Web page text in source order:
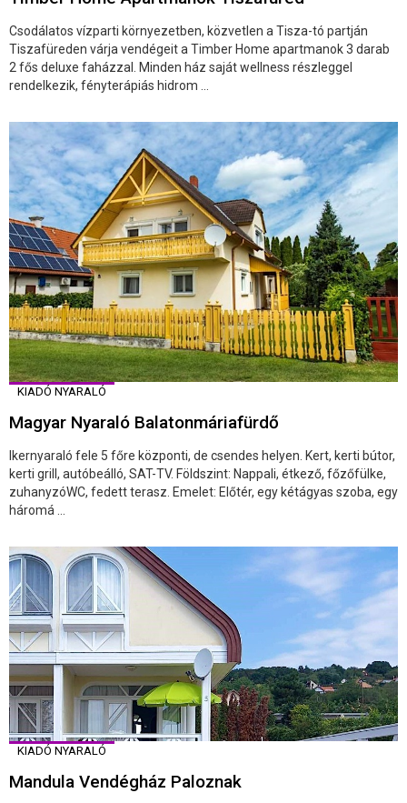
Csodálatos vízparti környezetben, közvetlen a Tisza-tó partján
Tiszafüreden várja vendégeit a Timber Home apartmanok 3 darab
2 fős deluxe faházzal. Minden ház saját wellness részleggel
rendelkezik, fényterápiás hidrom ...
KIADÓ NYARALÓ
Magyar Nyaraló Balatonmáriafürdő
Ikernyaraló fele 5 főre központi, de csendes helyen. Kert, kerti bútor,
kerti grill, autóbeálló, SAT-TV. Földszint: Nappali, étkező, főzőfülke,
zuhanyzóWC, fedett terasz. Emelet: Előtér, egy kétágyas szoba, egy
háromá ...
KIADÓ NYARALÓ
Mandula Vendégház Paloznak